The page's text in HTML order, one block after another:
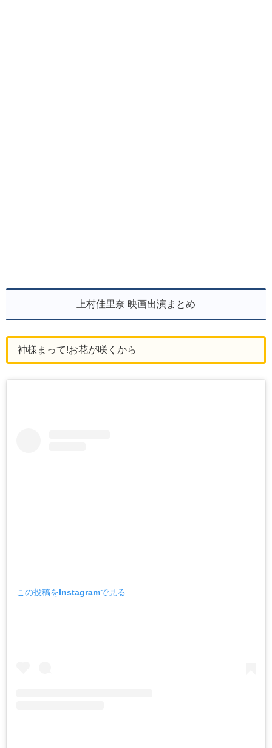
上村佳里奈 映画出演まとめ
神様まって!お花が咲くから
この投稿をInstagramで見る